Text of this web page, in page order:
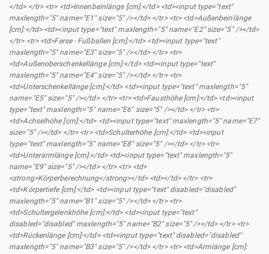
</td> </tr> <tr> <td>Innenbeinlänge [cm]:</td> <td><input type="text"
maxlength="5" name="E1" size="5" /></td> </tr> <tr> <td>Außenbeinlänge
[cm]:</td> <td><input type="text" maxlength="5" name="E2" size="5" /></td>
</tr> <tr> <td>Ferse - Fußballen [cm]:</td> <td><input type="text"
maxlength="5" name="E3" size="5" /></td> </tr> <tr>
<td>Außenoberschenkellänge [cm]:</td> <td><input type="text"
maxlength="5" name="E4" size="5" /></td> </tr> <tr>
<td>Unterschenkellänge [cm]:</td> <td><input type="text" maxlength="5"
name="E5" size="5" /></td> </tr> <tr> <td>Fausthöhe [cm]:</td> <td><input
type="text" maxlength="5" name="E6" size="5" /></td> </tr> <tr>
<td>Achselhöhe [cm]:</td> <td><input type="text" maxlength="5" name="E7"
size="5" /></td> </tr> <tr> <td>Schulterhöhe [cm]:</td> <td><input
type="text" maxlength="5" name="E8" size="5" /></td> </tr> <tr>
<td>Unterarmlänge [cm]:</td> <td><input type="text" maxlength="5"
name="E9" size="5" /></td> </tr> <tr> <td>
<strong>Körperberechnung</strong></td> <td></td> </tr> <tr>
<td>Körpertiefe [cm]:</td> <td><input type="text" disabled="disabled"
maxlength="5" name="B1" size="5" /></td> </tr> <tr>
<td>Schultergelenkhöhe [cm]:</td> <td><input type="text"
disabled="disabled" maxlength="5" name="B2" size="5" /></td> </tr> <tr>
<td>Rückenlänge [cm]:</td> <td><input type="text" disabled="disabled"
maxlength="5" name="B3" size="5" /></td> </tr> <tr> <td>Armlänge [cm]: